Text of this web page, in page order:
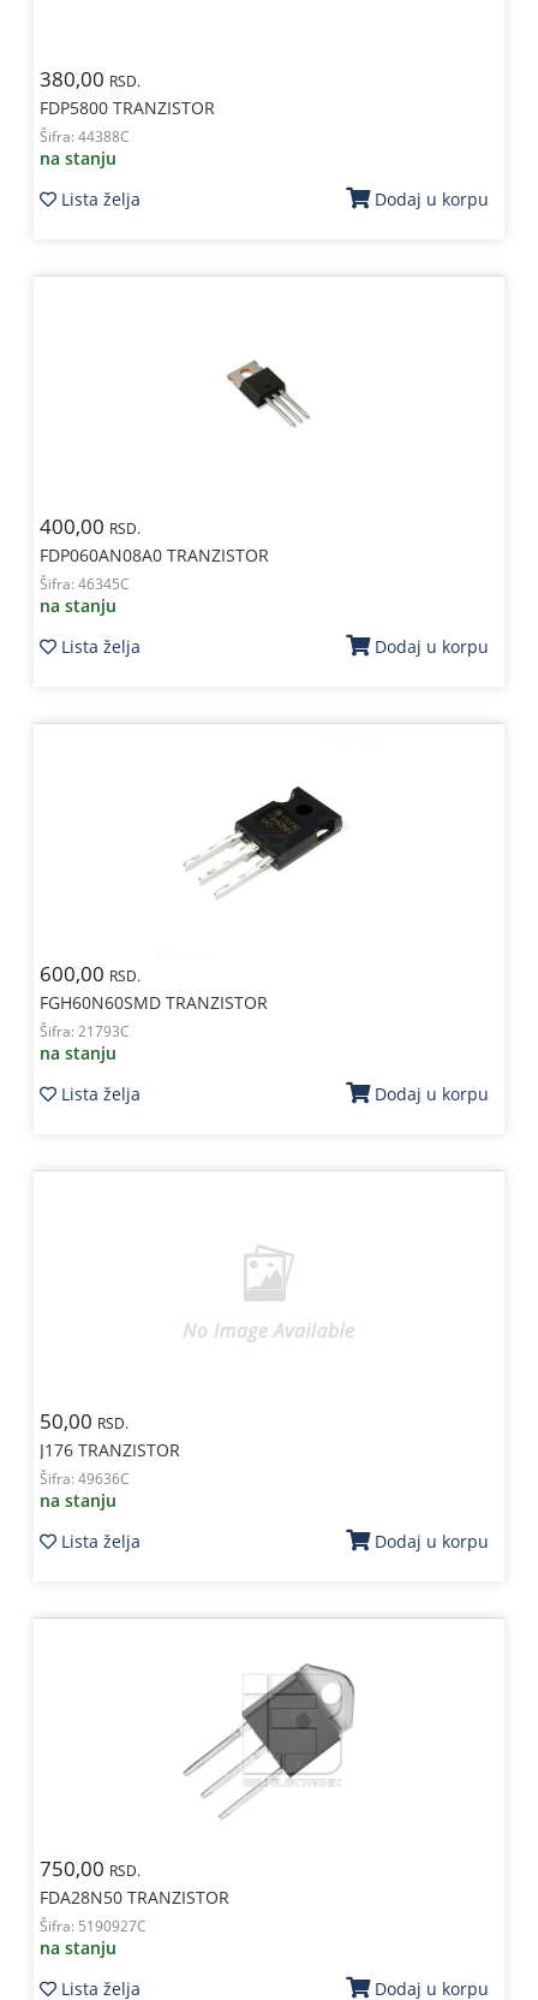
380,00 RSD.
FDP5800 TRANZISTOR
Šifra: 44388C
na stanju
Lista želja
Dodaj u korpu
400,00 RSD.
FDP060AN08A0 TRANZISTOR
Šifra: 46345C
na stanju
Lista želja
Dodaj u korpu
600,00 RSD.
FGH60N60SMD TRANZISTOR
Šifra: 21793C
na stanju
Lista želja
Dodaj u korpu
50,00 RSD.
J176 TRANZISTOR
Šifra: 49636C
na stanju
Lista želja
Dodaj u korpu
750,00 RSD.
FDA28N50 TRANZISTOR
Šifra: 5190927C
na stanju
Lista želja
Dodaj u korpu